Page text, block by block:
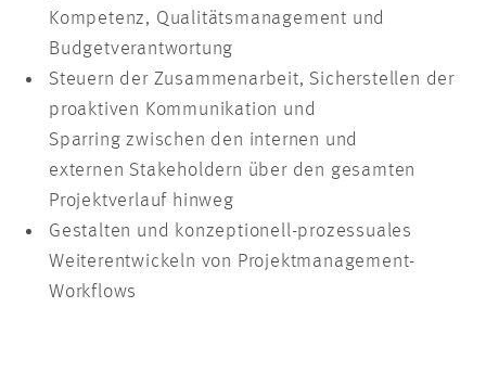
Kompetenz, Qualitätsmanagement und
Budgetverantwortung
Steuern der Zusammenarbeit, Sicherstellen der
proaktiven Kommunikation und
Sparring zwischen den internen und
externen Stakeholdern über den gesamten
Projektverlauf hinweg
Gestalten und konzeptionell-prozessuales
Weiterentwickeln von Projektmanagement-
Workflows